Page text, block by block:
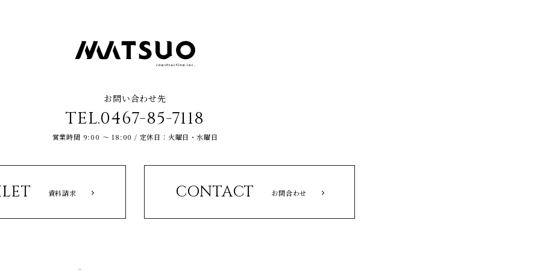
お問い合わせ先
TEL.0467-85-7118
営業時間 9:00 ～ 18:00 / 定休日：火曜日・水曜日
資料請求 CONTACT お問合わせ